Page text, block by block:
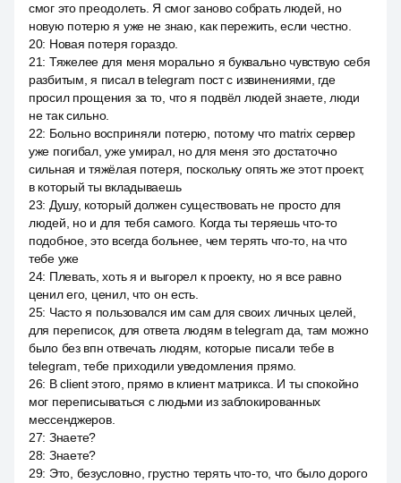
смог это преодолеть. Я смог заново собрать людей, но
новую потерю я уже не знаю, как пережить, если честно.
20: Новая потеря гораздо.
21: Тяжелее для меня морально я буквально чувствую себя
разбитым, я писал в telegram пост с извинениями, где
просил прощения за то, что я подвёл людей знаете, люди
не так сильно.
22: Больно восприняли потерю, потому что matrix сервер
уже погибал, уже умирал, но для меня это достаточно
сильная и тяжёлая потеря, поскольку опять же этот проект,
в который ты вкладываешь
23: Душу, который должен существовать не просто для
людей, но и для тебя самого. Когда ты теряешь что-то
подобное, это всегда больнее, чем терять что-то, на что
тебе уже
24: Плевать, хоть я и выгорел к проекту, но я все равно
ценил его, ценил, что он есть.
25: Часто я пользовался им сам для своих личных целей,
для переписок, для ответа людям в telegram да, там можно
было без впн отвечать людям, которые писали тебе в
telegram, тебе приходили уведомления прямо.
26: В client этого, прямо в клиент матрикса. И ты спокойно
мог переписываться с людьми из заблокированных
мессенджеров.
27: Знаете?
28: Знаете?
29: Это, безусловно, грустно терять что-то, что было дорого